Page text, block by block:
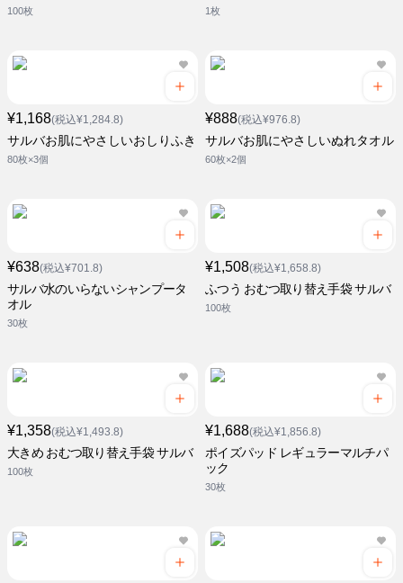
100枚 1枚
¥1,168(税込¥1,284.8)
サルバお肌にやさしいおしりふき
80枚×3個
¥888(税込¥976.8)
サルバお肌にやさしいぬれタオル
60枚×2個
¥638(税込¥701.8)
サルバ水のいらないシャンプータ
オル
30枚
¥1,508(税込¥1,658.8)
ふつう おむつ取り替え手袋 サルバ
100枚
¥1,358(税込¥1,493.8)
大きめ おむつ取り替え手袋 サルバ
100枚
¥1,688(税込¥1,856.8)
ポイズパッド レギュラーマルチパ
ック
30枚